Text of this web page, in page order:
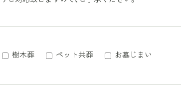
樹木葬 ペット共葬 お墓じまい